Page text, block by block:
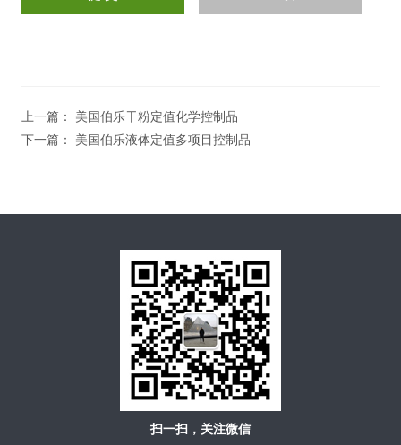
上一篇： 美国伯乐干粉定值化学控制品
下一篇： 美国伯乐液体定值多项目控制品
扫一扫，关注微信